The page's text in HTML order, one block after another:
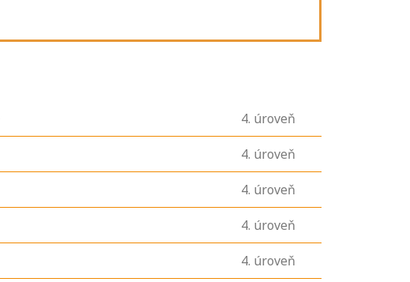
4. úroveň
4. úroveň
4. úroveň
4. úroveň
4. úroveň